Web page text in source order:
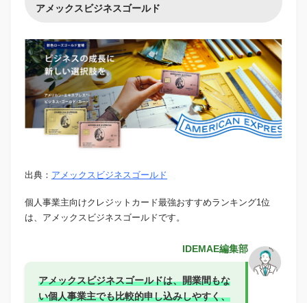
アメックスビジネスゴールド
出典： アメックスビジネスゴールド
個人事業主向けクレジットカード最強おすすめランキング1位
は、アメックスビジネスゴールドです。
IDEMAE編集部
アメックスビジネスゴールドは、開業間もな
い個人事業主でも比較的申し込みしやすく、